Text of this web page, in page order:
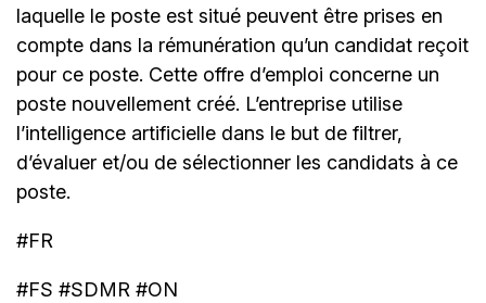
laquelle le poste est situé peuvent être prises en
compte dans la rémunération qu’un candidat reçoit
pour ce poste. Cette offre d’emploi concerne un
poste nouvellement créé. L’entreprise utilise
l’intelligence artificielle dans le but de filtrer,
d’évaluer et/ou de sélectionner les candidats à ce
poste.
#FR
#FS #SDMR #ON